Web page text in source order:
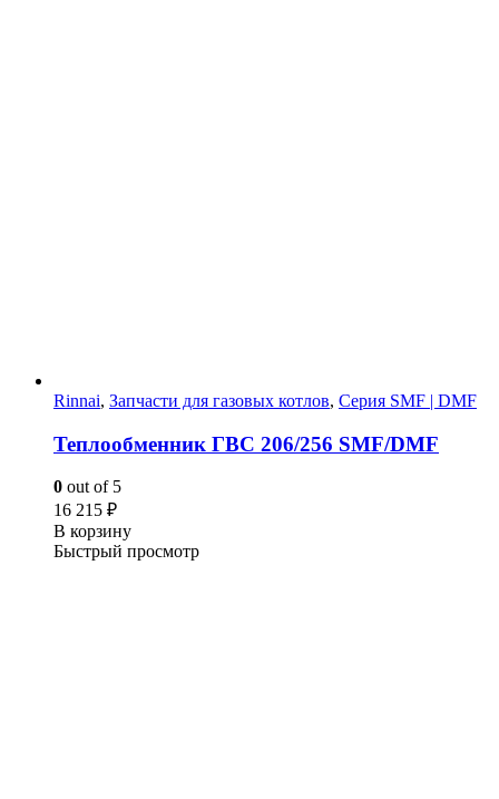
Rinnai, Запчасти для газовых котлов, Серия SMF | DMF
Теплообменник ГВС 206/256 SMF/DMF
0 out of 5
16 215 ₽
В корзину
Быстрый просмотр